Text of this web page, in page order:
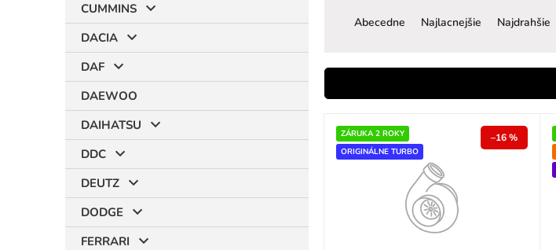
CUMMINS
DACIA
DAF
DAEWOO
DAIHATSU
DDC
DEUTZ
DODGE
FERRARI
n
p
r
o
Abecedne Najlacnejšie Najdrahšie
ZÁRUKA 2 ROKY
ORIGINÁLNE TURBO
–16 %